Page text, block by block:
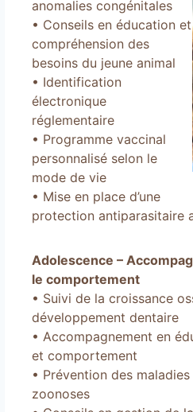
anomalies congénitales
• Conseils en éducation et
compréhension des
besoins du jeune animal
• Identification
électronique
réglementaire
• Programme vaccinal
personnalisé selon le
mode de vie
• Mise en place d’une
protection antiparasitaire
Adolescence –
le comportement
• Suivi de la croissance
développement dentaire
• Accompagnement en
et comportement
• Prévention des
zoonoses